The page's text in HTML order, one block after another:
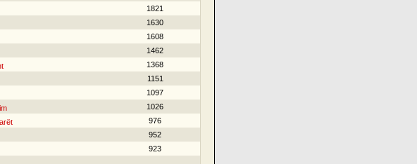
1821
1630
1608
1462
1368
1151
1097
1026
976
952
923